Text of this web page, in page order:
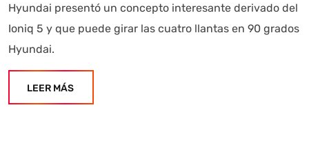
Hyundai presentó un concepto interesante derivado del
Ioniq 5 y que puede girar las cuatro llantas en 90 grados
Hyundai.
LEER MÁS